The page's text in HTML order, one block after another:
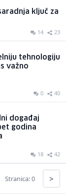
ključ za
14 23
tehnologiju
važno
0 40
događaj
godina
18 42
Stranica: 0 >